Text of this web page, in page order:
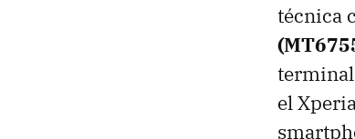
técnica
el